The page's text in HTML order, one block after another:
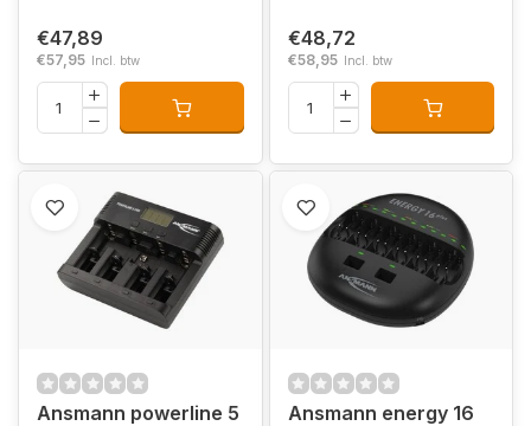
€47,89
€57,95 Incl. btw
€48,72
€58,95 Incl. btw
Ansmann powerline 5
Ansmann energy 16